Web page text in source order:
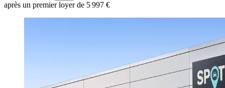
après un premier loyer de 5 997 €